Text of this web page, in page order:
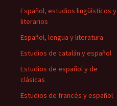
Español, estudios lingüísticos y
literarios
Español, lengua y literatura
Estudios de catalán y español
Estudios de español y de
clásicas
Estudios de francés y español